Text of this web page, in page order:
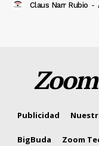
Claus Narr Rubio -
Publicidad
BigBuda Zoom